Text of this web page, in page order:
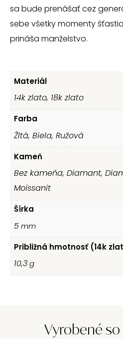
sa bude prenášať cez
sebe všetky momenty
prináša manželstvo.
Materiál
14k zlato, 18k zlato
Farba
Žltá, Biela, Ružová
Kameň
Bez kameňa, Diamant,
Moissanit
Šírka
5mm
Približná hmotnosť (14k
10,3g
Vyrobené